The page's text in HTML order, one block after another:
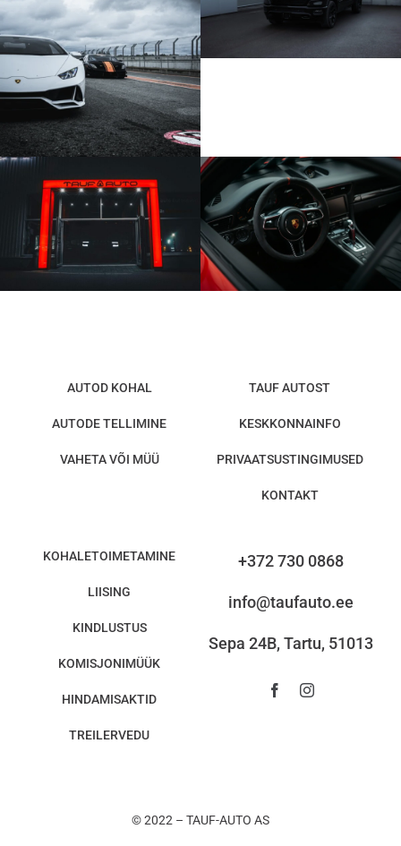
AUTOD KOHAL
AUTODE TELLIMINE
VAHETA VÕI MÜÜ
KOHALETOIMETAMINE
LIISING
KINDLUSTUS
KOMISJONIMÜÜK
HINDAMISAKTID
TREILERVEDU
TAUF AUTOST
KESKKONNAINFO
PRIVAATSUSTINGIMUSED
KONTAKT
+372 730 0868
info@taufauto.ee
Sepa 24B, Tartu, 51013
© 2022 – TAUF-AUTO AS